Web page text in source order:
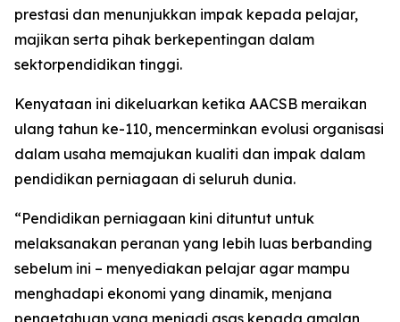
prestasi dan menunjukkan impak kepada pelajar,
majikan serta pihak berkepentingan dalam
sektorpendidikan tinggi.
Kenyataan ini dikeluarkan ketika AACSB meraikan
ulang tahun ke-110, mencerminkan evolusi organisasi
dalam usaha memajukan kualiti dan impak dalam
pendidikan perniagaan di seluruh dunia.
“Pendidikan perniagaan kini dituntut untuk
melaksanakan peranan yang lebih luas berbanding
sebelum ini – menyediakan pelajar agar mampu
menghadapi ekonomi yang dinamik, menjana
pengetahuan yang menjadi asas kepada amalan